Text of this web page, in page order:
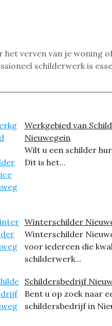
verven van je
schilderwerk is
Werkgebied van
Nieuwegein
Wilt u een schilder
Dit is het...
Winterschilder
Winterschilder
voor iedereen die
schilderwerk...
Schildersbedrijf
Bent u op zoek naar
schildersbedrijf in